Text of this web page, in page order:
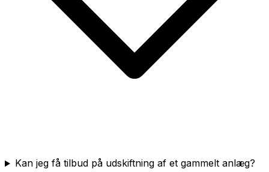
Kan jeg få tilbud på udskiftning af et gammelt anlæg?